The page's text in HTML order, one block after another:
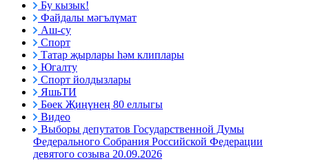
Бу кызык!
Файдалы мәгълүмат
Аш-су
Спорт
Татар җырлары һәм клиплары
Югалту
Спорт йолдызлары
ЯшьТИ
Бөек Җиңүнең 80 еллыгы
Видео
Выборы депутатов Государственной Думы
Федерального Собрания Российской Федерации
девятого созыва 20.09.2026